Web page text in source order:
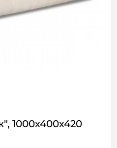
1000х400х420